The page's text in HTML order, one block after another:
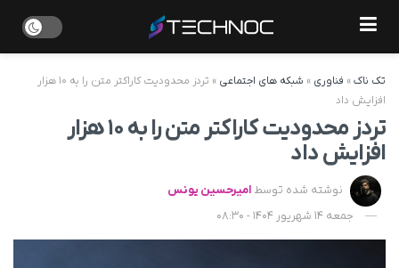
تک ناک» فناوری » شبکه های اجتماعی »
تردز محدودیت کاراکتر متن را به ۱۰ هزار
افزایش داد
تردز محدودیت کاراکتر متن را به ۱۰ هزار
افزایش داد
نوشته شده توسط امیرحسین یونس
جمعه 14 شهریور 1404 - 08:30